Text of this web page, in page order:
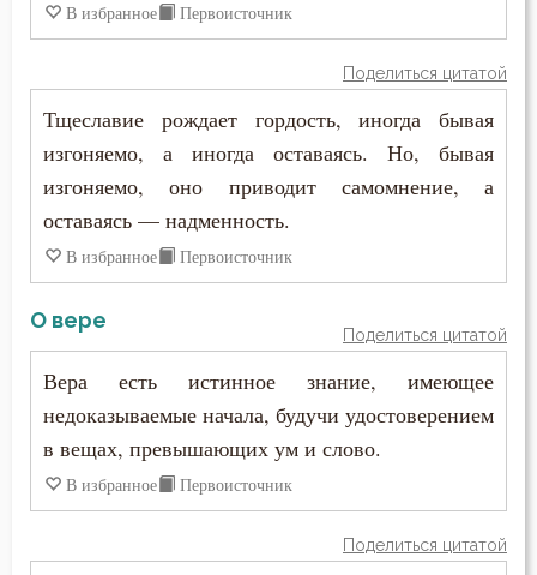
Мудрость
Мысли
Надежда
Наказание
Наслаждение
Ненависть
Оставление Богом
Иоанн Мосх
Ириней Лионский
Исидор Пелусиот
Исихий Иерусалимский
Иустин (Попович)
Иустин Философ
Каллист Ангеликуд
Киприан Карфагенский
В избранное Первоисточник
Поделиться цитатой
Тщеславие рождает гордость, иногда бывая
изгоняемо, а иногда оставаясь. Но, бывая
изгоняемо, оно приводит самомнение, а
оставаясь — надменность.
В избранное Первоисточник
О вере
Поделиться цитатой
Вера есть истинное знание, имеющее
недоказываемые начала, будучи удостоверением
в вещах, превышающих ум и слово.
В избранное Первоисточник
Поделиться цитатой